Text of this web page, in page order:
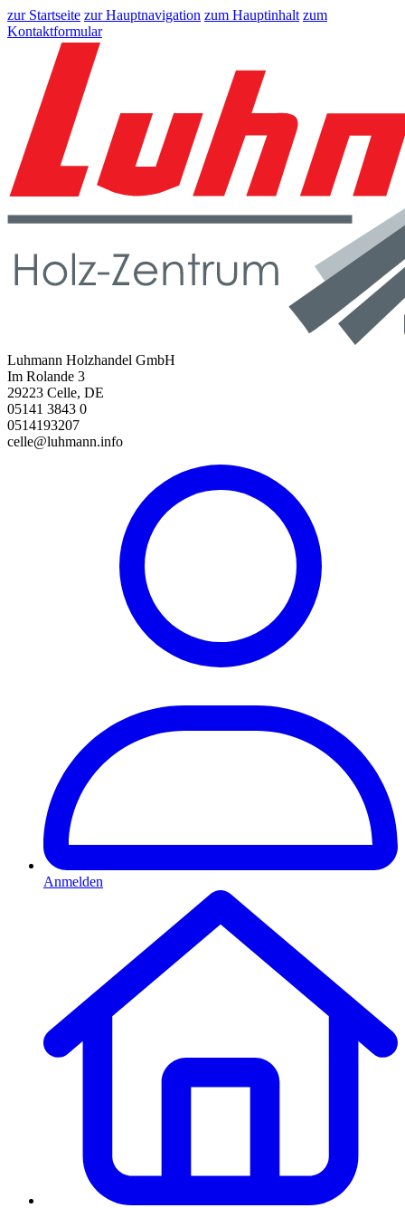
zur Startseite zur Hauptnavigation zum Hauptinhalt zum
Kontaktformular
Luhmann Holzhandel GmbH
Im Rolande 3
29223 Celle, DE
05141 3843 0
0514193207
celle@luhmann.info
Anmelden